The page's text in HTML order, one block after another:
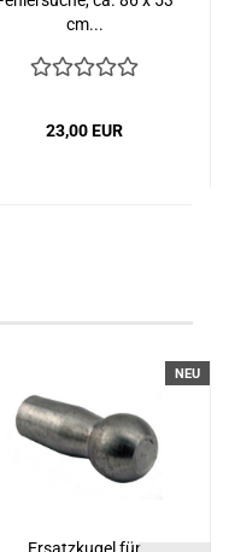
cm...
23,00 EUR
NEU